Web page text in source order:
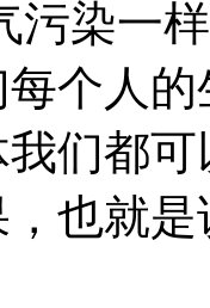
染一
个人
们都
也就